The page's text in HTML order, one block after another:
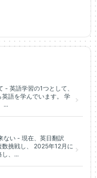
- 英語学習の1つとして、
語を学んでいます。 学
...
ない - 現在、英日翻訳
数挑戦し、 2025年12月に
、...